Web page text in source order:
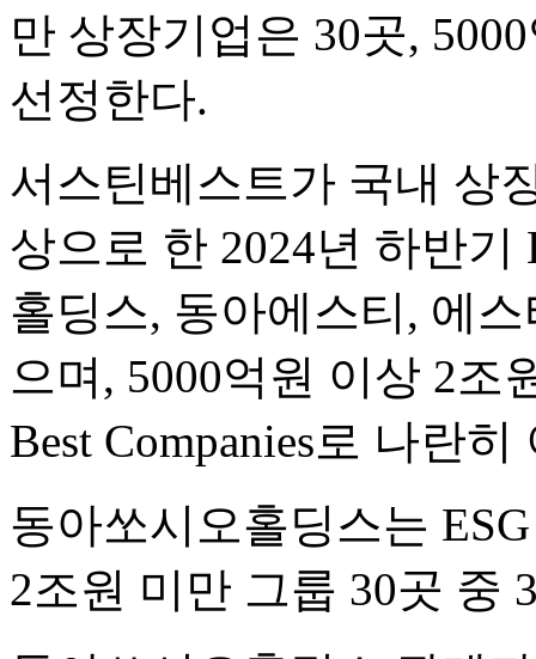
만 상장기업은 30곳,
선정한다.
서스틴베스트가 국내 상
상으로 한 2024년 하반
홀딩스, 동아에스티, 에
으며, 5000억원 이상 2조
Best Companies로 나란
동아쏘시오홀딩스는
2조원 미만 그룹 30곳 중